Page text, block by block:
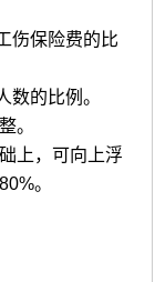
伤保险费的比
的比例。
。
上，可向上浮
。